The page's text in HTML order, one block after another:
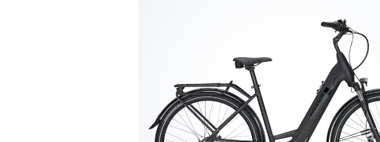
mit
den
Pfeiltasten
auswählen.